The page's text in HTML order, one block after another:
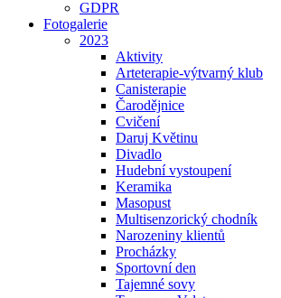
GDPR
Fotogalerie
2023
Aktivity
Arteterapie-výtvarný klub
Canisterapie
Čarodějnice
Cvičení
Daruj Květinu
Divadlo
Hudební vystoupení
Keramika
Masopust
Multisenzorický chodník
Narozeniny klientů
Procházky
Sportovní den
Tajemné sovy